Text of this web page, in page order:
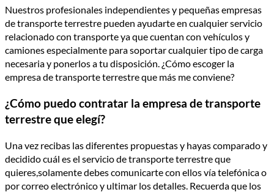
Nuestros profesionales independientes y pequeñas empresas
de transporte terrestre pueden ayudarte en cualquier servicio
relacionado con transporte ya que cuentan con vehí­culos y
camiones especialmente para soportar cualquier tipo de carga
necesaria y ponerlos a tu disposición. ¿Cómo escoger la
empresa de transporte terrestre que más me conviene?
¿Cómo puedo contratar la empresa de transporte
terrestre que elegí­?
Una vez recibas las diferentes propuestas y hayas comparado y
decidido cuál es el servicio de transporte terrestre que
quieres,solamente debes comunicarte con ellos ví­a telefónica o
por correo electrónico y ultimar los detalles. Recuerda que los